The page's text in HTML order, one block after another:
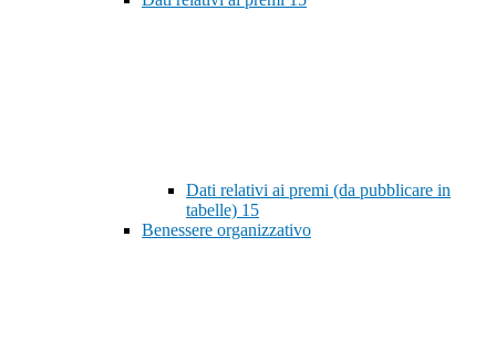
Dati relativi ai premi (da pubblicare in
tabelle) 15
Benessere organizzativo